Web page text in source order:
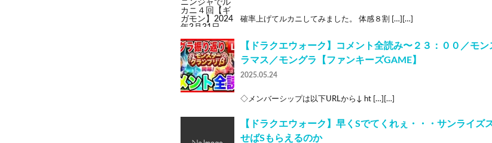
確率上げてルカニしてみました。 体感８割 […][…]
【ドラクエウォーク】コメント全読み〜２３：００／モ
ラマス／モングラ【ファンキーズGAME】
2025.05.24
◇メンバーシップは以下URLから↓ ht […][…]
【ドラクエウォーク】早くSでてくれぇ・・・サンライ
せばSもらえるのか